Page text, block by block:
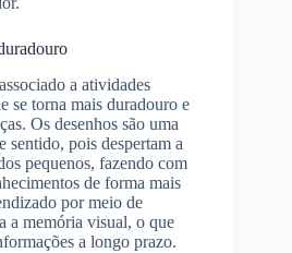
a atividades
se torna mais duradouro e
Os desenhos são uma
sentido, pois despertam a
pequenos, fazendo com
de forma mais
por meio de
a memória visual, o que
a longo prazo.